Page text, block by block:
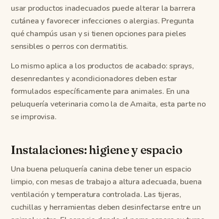
usar productos inadecuados puede alterar la barrera
cutánea y favorecer infecciones o alergias. Pregunta
qué champús usan y si tienen opciones para pieles
sensibles o perros con dermatitis.
Lo mismo aplica a los productos de acabado: sprays,
desenredantes y acondicionadores deben estar
formulados específicamente para animales. En una
peluquería veterinaria como la de Amaita, esta parte no
se improvisa.
Instalaciones: higiene y espacio
Una buena peluquería canina debe tener un espacio
limpio, con mesas de trabajo a altura adecuada, buena
ventilación y temperatura controlada. Las tijeras,
cuchillas y herramientas deben desinfectarse entre un